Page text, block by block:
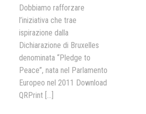
Dobbiamo rafforzare
l’iniziativa che trae
ispirazione dalla
Dichiarazione di Bruxelles
denominata “Pledge to
Peace”, nata nel Parlamento
Europeo nel 2011 Download
QRPrint [...]